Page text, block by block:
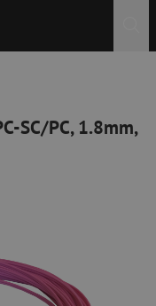
SC/PC, 1.8mm,